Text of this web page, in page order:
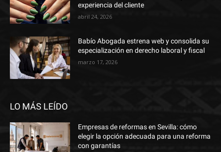
experiencia del cliente
abril 24, 2026
Babío Abogada estrena web y consolida su
especialización en derecho laboral y fiscal
marzo 17, 2026
LO MÁS LEÍDO
Empresas de reformas en Sevilla: cómo
elegir la opción adecuada para una reforma
con garantías